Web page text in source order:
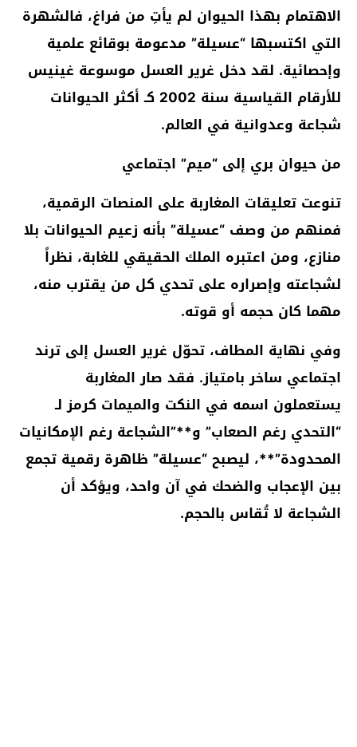
​الاهتمام بهذا الحيوان لم يأتِ من فراغ، فالشهرة
التي اكتسبها “عسيلة” مدعومة بوقائع علمية
وإحصائية. لقد دخل غرير العسل موسوعة غينيس
للأرقام القياسية سنة 2002
كـأكثر الحيوانات
شجاعة وعدوانية في العالم.
​من حيوان بري إلى “ميم” اجتماعي
​تنوعت تعليقات المغاربة على المنصات الرقمية،
فمنهم من وصف “عسيلة” بأنه زعيم الحيوانات بلا
منازع، ومن اعتبره الملك الحقيقي للغابة، نظراً
لشجاعته وإصراره على تحدي كل من يقترب منه،
مهما كان حجمه أو قوته.
​وفي نهاية المطاف، تحوّل غرير العسل إلى ترند
اجتماعي ساخر بامتياز. فقد صار المغاربة
يستعملون اسمه في النكت والميمات كرمز لـ
“التحدي رغم الصعاب” و**”الشجاعة رغم الإمكانيات
المحدودة”**، ليصبح “عسيلة” ظاهرة رقمية تجمع
بين الإعجاب والضحك في آن واحد، ويؤكد أن
الشجاعة لا تُقاس بالحجم.